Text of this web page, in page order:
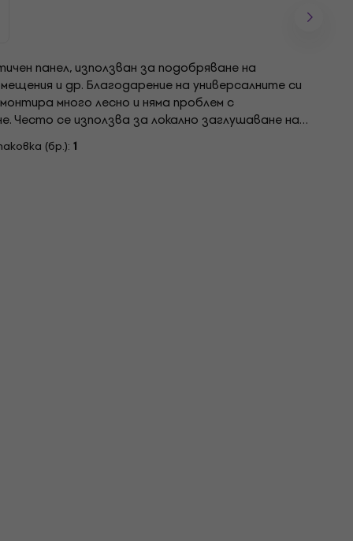
панел, използван за подобряване на
и др. Благодарение на универсалните си
много лесно и няма проблем с
Често се използва за локално заглушаване на
на интериора на високоговорители или
(бр.): 1